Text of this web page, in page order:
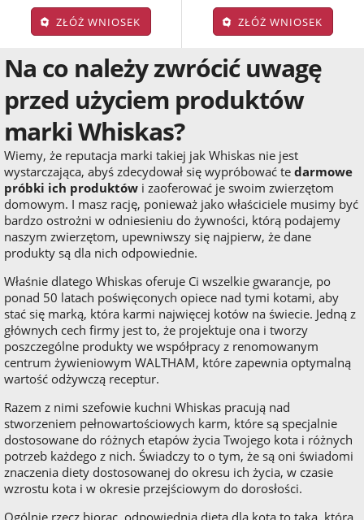
ZŁÓŻ WNIOSEK ZŁÓŻ WNIOSEK
Na co należy zwrócić uwagę
przed użyciem produktów
marki Whiskas?
Wiemy, że reputacja marki takiej jak Whiskas nie jest
wystarczająca, abyś zdecydował się wypróbować te darmowe
próbki ich produktów i zaoferować je swoim zwierzętom
domowym. I masz rację, ponieważ jako właściciele musimy być
bardzo ostrożni w odniesieniu do żywności, którą podajemy
naszym zwierzętom, upewniwszy się najpierw, że dane
produkty są dla nich odpowiednie.
Właśnie dlatego Whiskas oferuje Ci wszelkie gwarancje, po
ponad 50 latach poświęconych opiece nad tymi kotami, aby
stać się marką, która karmi najwięcej kotów na świecie. Jedną z
głównych cech firmy jest to, że projektuje ona i tworzy
poszczególne produkty we współpracy z renomowanym
centrum żywieniowym WALTHAM, które zapewnia optymalną
wartość odżywczą receptur.
Razem z nimi szefowie kuchni Whiskas pracują nad
stworzeniem pełnowartościowych karm, które są specjalnie
dostosowane do różnych etapów życia Twojego kota i różnych
potrzeb każdego z nich. Świadczy to o tym, że są oni świadomi
znaczenia diety dostosowanej do okresu ich życia, w czasie
wzrostu kota i w okresie przejściowym do dorosłości.
Ogólnie rzecz biorąc, odpowiednia dieta dla kota to taka, która